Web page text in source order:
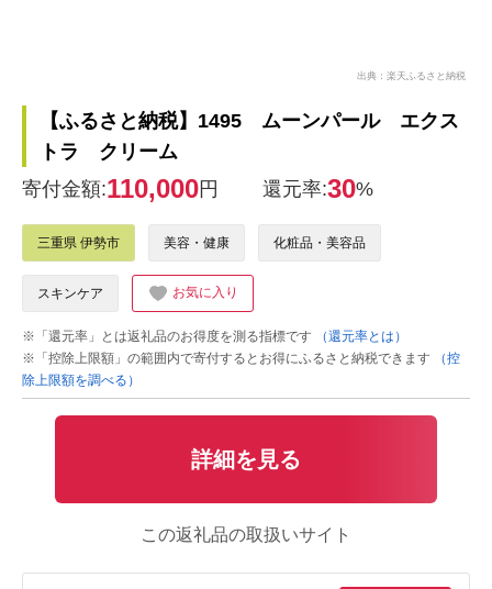
出典：楽天ふるさと納税
【ふるさと納税】1495 ムーンパール エクス
トラ クリーム
寄付金額:110,000円 還元率:30%
三重県 伊勢市 美容・健康 化粧品・美容品
スキンケア お気に入り
※「還元率」とは返礼品のお得度を測る指標です
（還元率とは）
※「控除上限額」の範囲内で寄付するとお得にふるさと納税できます
（控
除上限額を調べる）
詳細を見る
この返礼品の取扱いサイト